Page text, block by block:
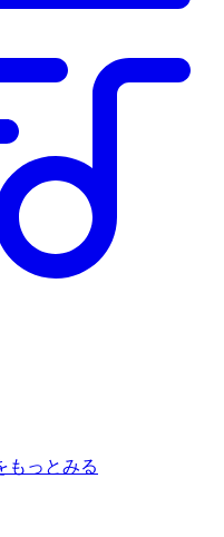
もっとみる